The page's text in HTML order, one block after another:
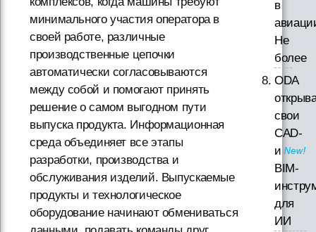
минимального участия оператора в
своей работе, различные
производственные цепочки
автоматически согласовываются
между собой и помогают принять
решение о самом выгодном пути
выпуска продукта. Информационная
среда объединяет все этапы
разработки, производства и
обслуживания изделий. Выпускаемые
продукты и технологическое
оборудование начинают обмениваться
в
Не
более
ODA
свои
CAD-
и
BIM-
для
ИИ